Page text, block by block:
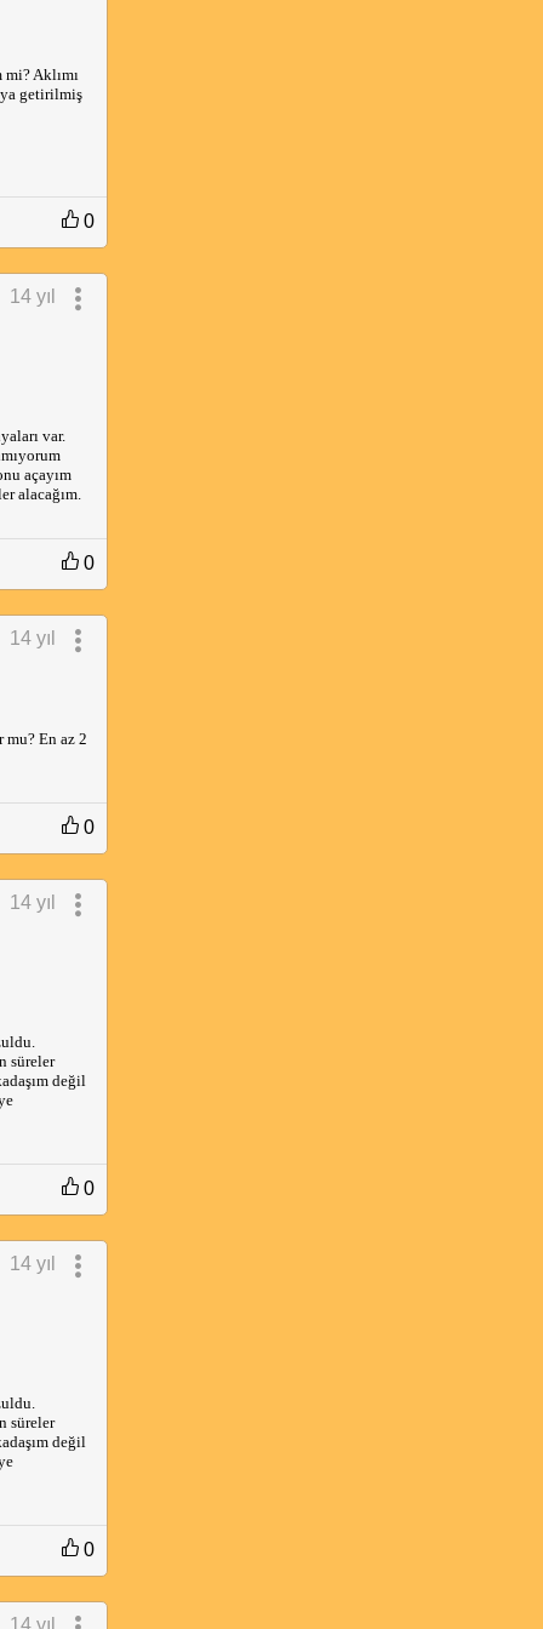
Aklımı
getirilmiş
0
14 yıl
var.
açayım
alacağım.
0
14 yıl
En az 2
0
14 yıl
süreler
değil
0
14 yıl
süreler
değil
0
14 yıl